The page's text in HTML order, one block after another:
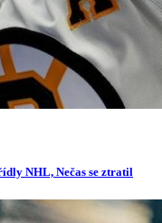
NHL, Nečas se ztratil